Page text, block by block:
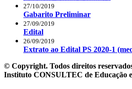
27/10/2019
Gabarito Preliminar
27/09/2019
Edital
26/09/2019
Extrato ao Edital PS 2020-1
© Copyright. Todos direitos
Instituto CONSULTEC de Educação e